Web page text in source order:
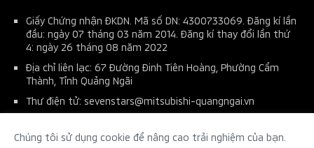
Giấy Chứng nhận ĐKDN. Mã số DN: 4300733069. Đăng kí lần
đầu: ngày 07 tháng 03 năm 2014. Đăng kí thay đổi lần thứ
4: ngày 26 tháng 08 năm 2022
Địa chỉ liên lạc: 67 Đường Đinh Tiên Hoàng, Phường Cẩm
Thành, Tỉnh Quảng Ngãi
Thư điện tử: sevenstars@mitsubishi-quangngai.vn
Tên người chịu trách nhiệm: Tạ Minh Thiên - Phó Giám Đốc
Chúng tôi sử dụng cookie để nâng cao trải nghiệm của bạn.